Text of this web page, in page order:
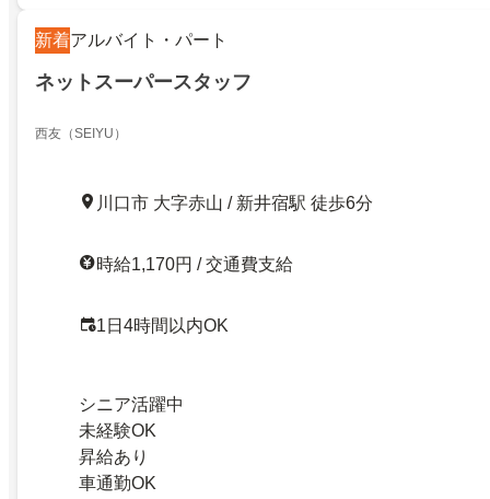
新着アルバイト・パート
ネットスーパースタッフ
西友（SEIYU）
川口市 大字赤山 / 新井宿駅 徒歩6分
時給1,170円 / 交通費支給
1日4時間以内OK
シニア活躍中
未経験OK
昇給あり
車通勤OK